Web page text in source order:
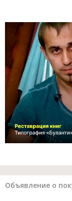
Объявление о